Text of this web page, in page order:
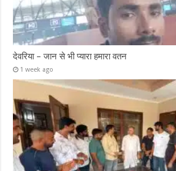
देवरिया – जान से भी प्यारा हमारा वतन
1 week ago